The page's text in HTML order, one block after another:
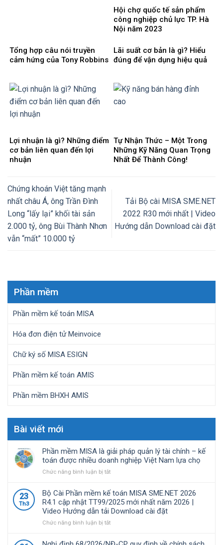
Hội chợ quốc tế sản phẩm
công nghiệp chủ lực TP. Hà
Nội năm 2023
Tổng hợp câu nói truyền
cảm hứng của Tony Robbins
Lãi suất cơ bản là gì? Hiểu
đúng để vận dụng hiệu quả
Lợi nhuận là gì? Những điểm
cơ bản liên quan đến lợi
nhuận
Tự Nhận Thức – Một Trong
Những Kỹ Năng Quan Trọng
Nhất Để Thành Công!
Chứng khoán Việt tăng mạnh
nhất châu Á, ông Trần Đình
Long “lấy lại” khối tài sản
2.000 tỷ, ông Bùi Thành Nhơn
vẫn “mất” 10.000 tỷ
Tải Bộ cài MISA SME.NET
2022 R30 mới nhất | Video
Hướng dẫn Download cài đặt
Phần mềm
Phần mềm kế toán MISA
Hóa đơn điện tử Meinvoice
Chữ ký số MISA ESIGN
Phần mềm kế toán AMIS
Phần mềm BHXH AMIS
Bài viết mới
Phần mềm MISA là giải pháp quản lý tài chính – kế
toán được nhiều doanh nghiệp Việt Nam lựa chọ
Chức năng bình luận bị tắtở
mềm
MISA
là
giải
pháp
23
Th3
Bộ Cài Phần mềm kế toán MISA SME.NET 2026
R4.1 cập nhật TT99/2025 mới nhất năm 2026 |
Video Hướng dẫn tải Download cài đặt
Chức năng bình luận bị tắtở